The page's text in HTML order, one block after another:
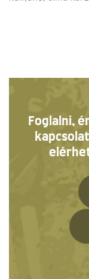
Foglalni,